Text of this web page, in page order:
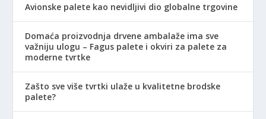
Avionske palete kao nevidljivi dio globalne trgovine
Domaća proizvodnja drvene ambalaže ima sve
važniju ulogu – Fagus palete i okviri za palete za
moderne tvrtke
Zašto sve više tvrtki ulaže u kvalitetne brodske
palete?